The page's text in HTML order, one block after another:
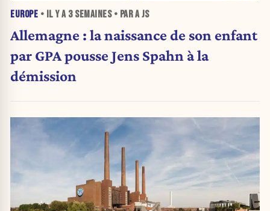
EUROPE • IL Y A 3 SEMAINES• PAR A JS
Allemagne : la naissance de son enfant
par GPA pousse Jens Spahn à la
démission